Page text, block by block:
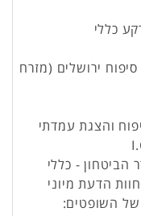
כללי
ירושלים (מזרח
והצגת עמדתי
- כללי
הדעת מיוני
של השופטים: